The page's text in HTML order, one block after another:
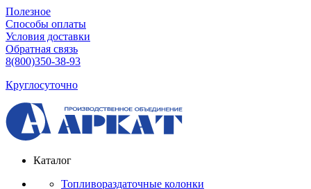
Полезное
Способы оплаты
Условия доставки
Обратная связь
8(800)350-38-93
Круглосуточно
Каталог
Топливораздаточные колонки